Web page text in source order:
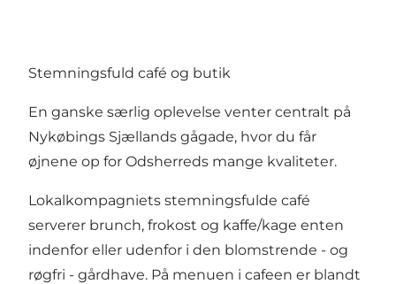
Stemningsfuld café og butik
En ganske særlig oplevelse venter centralt på
Nykøbings Sjællands gågade, hvor du får
øjnene op for Odsherreds mange kvaliteter.
Lokalkompagniets stemningsfulde café
serverer brunch, frokost og kaffe/kage enten
indenfor eller udenfor i den blomstrende - og
røgfri - gårdhave. På menuen i cafeen er blandt